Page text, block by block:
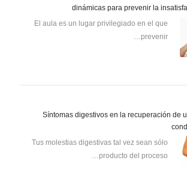
El aula es un lugar privilegiado en el que
prevenir…
Síntomas digestivos en la recuperación de
Tus molestias digestivas tal vez sean sólo
producto del proceso…